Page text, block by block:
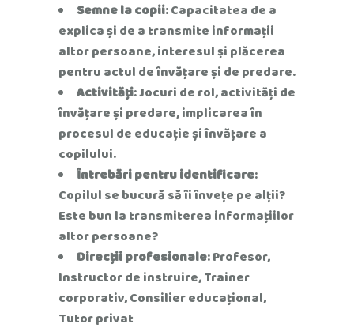
Semne la copii: Capacitatea de a
explica și de a transmite informații
altor persoane, interesul și plăcerea
pentru actul de învățare și de predare.
Activități: Jocuri de rol, activități de
învățare și predare, implicarea în
procesul de educație și învățare a
copilului.
Întrebări pentru identificare:
Copilul se bucură să îi învețe pe alții?
Este bun la transmiterea informațiilor
altor persoane?
Direcții profesionale: Profesor,
Instructor de instruire, Trainer
corporativ, Consilier educațional,
Tutor privat